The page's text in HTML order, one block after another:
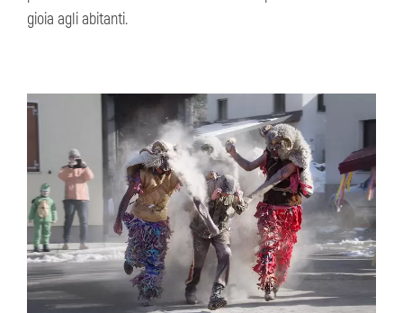
gioia agli abitanti.